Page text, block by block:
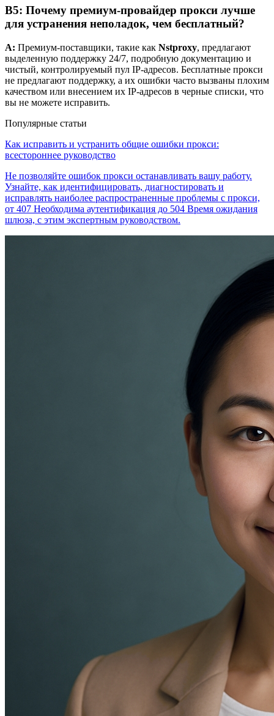
В5: Почему премиум-провайдер прокси лучше
для устранения неполадок, чем бесплатный?
A: Премиум-поставщики, такие как Nstproxy, предлагают
выделенную поддержку 24/7, подробную документацию и
чистый, контролируемый пул IP-адресов. Бесплатные прокси
не предлагают поддержку, а их ошибки часто вызваны плохим
качеством или внесением их IP-адресов в черные списки, что
вы не можете исправить.
Популярные статьи
Как исправить и устранить общие ошибки прокси:
всестороннее руководство
Не позволяйте ошибок прокси останавливать вашу работу.
Узнайте, как идентифицировать, диагностировать и
исправлять наиболее распространенные проблемы с прокси,
от 407 Необходима аутентификация до 504 Время ожидания
шлюза, с этим экспертным руководством.